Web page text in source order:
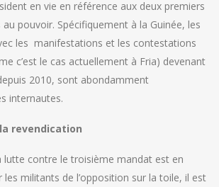
en vie en référence aux deux premiers
pouvoir. Spécifiquement à la Guinée, les
les manifestations et les contestations
c’est le cas actuellement à Fria) devenant
2010, sont abondamment
internautes.
revendication
lutte contre le troisième mandat est en
militants de l’opposition sur la toile, il est